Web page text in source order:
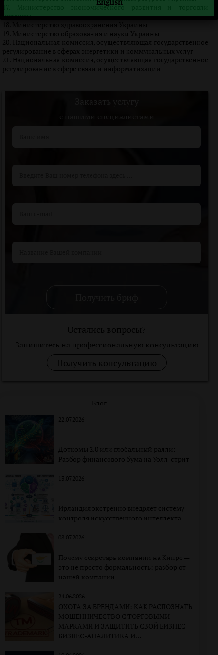
Министерство экономического развития и торговли
Украины
Министерство образования и науки Украины
Национальная комиссия, осуществляющая государственное
регулирование в сферах энергетики и коммунальных услуг
Национальная комиссия, осуществляющая государственное
регулирование в сфере связи и информатизации
c нашими специалистами
Остались вопросы?
Запишитесь на профессиональную консультацию
Получить консультацию
Блог
22.07.2026
Доткомы 2.0 или глобальный ралли:
Разбор финансового бума на Уолл-стрит
13.07.2026
Ирландия экстренно внедряет систему
контроля искусственного интеллекта
08.07.2026
Почему секретарь компании на Кипре —
это не просто формальность: разбор от
нашей компании
24.06.2026
ОХОТА ЗА БРЕНДАМИ: КАК РАСПОЗНАТЬ
МОШЕННИЧЕСТВО С ТОРГОВЫМИ
МАРКАМИ И ЗАЩИТИТЬ СВОЙ БИЗНЕС
БИЗНЕС-АНАЛИТИКА И